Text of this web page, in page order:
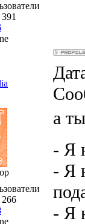
391
266
а
- Я
- Я
- Я